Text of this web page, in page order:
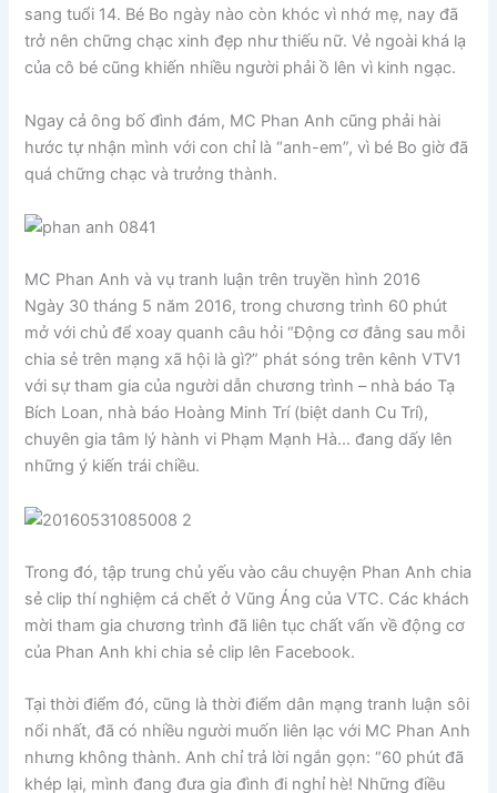
sang tuổi 14. Bé Bo ngày nào còn khóc vì nhớ mẹ, nay đã
trở nên chững chạc xinh đẹp như thiếu nữ. Vẻ ngoài khá lạ
của cô bé cũng khiến nhiều người phải ồ lên vì kinh ngạc.
Ngay cả ông bố đình đám, MC Phan Anh cũng phải hài
hước tự nhận mình với con chỉ là “anh-em”, vì bé Bo giờ đã
quá chững chạc và trưởng thành.
MC Phan Anh và vụ tranh luận trên truyền hình 2016
Ngày 30 tháng 5 năm 2016, trong chương trình 60 phút
mở với chủ để xoay quanh câu hỏi “Động cơ đằng sau mỗi
chia sẻ trên mạng xã hội là gì?” phát sóng trên kênh VTV1
với sự tham gia của người dẫn chương trình – nhà báo Tạ
Bích Loan, nhà báo Hoàng Minh Trí (biệt danh Cu Trí),
chuyên gia tâm lý hành vi Phạm Mạnh Hà… đang dấy lên
những ý kiến trái chiều.
Trong đó, tập trung chủ yếu vào câu chuyện Phan Anh chia
sẻ clip thí nghiệm cá chết ở Vũng Áng của VTC. Các khách
mời tham gia chương trình đã liên tục chất vấn về động cơ
của Phan Anh khi chia sẻ clip lên Facebook.
Tại thời điểm đó, cũng là thời điểm dân mạng tranh luận sôi
nổi nhất, đã có nhiều người muốn liên lạc với MC Phan Anh
nhưng không thành. Anh chỉ trả lời ngắn gọn: “60 phút đã
khép lại, mình đang đưa gia đình đi nghỉ hè! Những điều